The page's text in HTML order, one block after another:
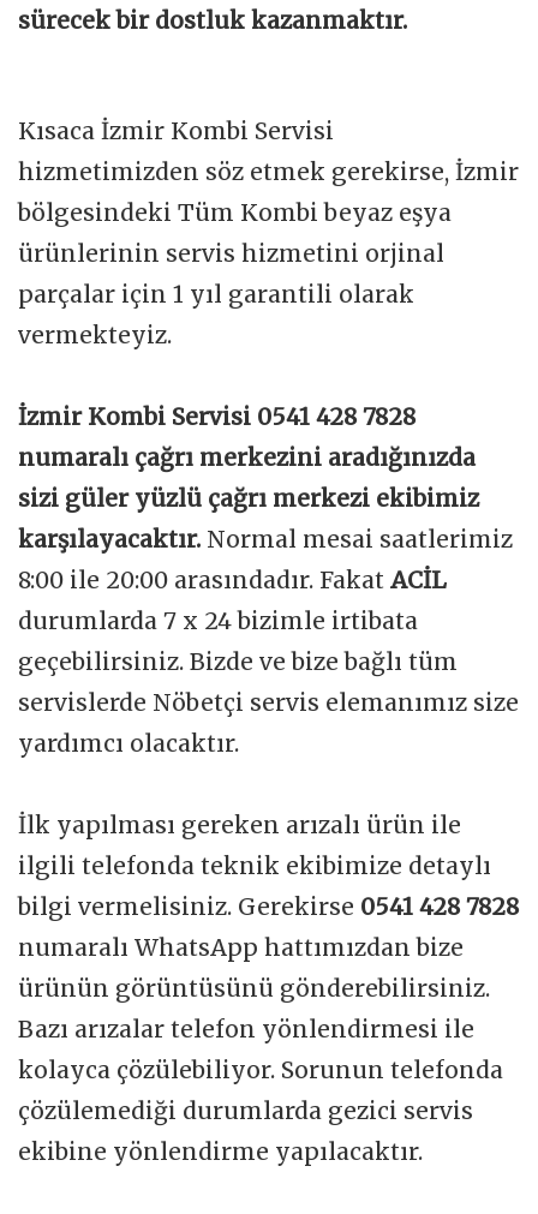
sürecek bir dostluk kazanmaktır.
Kısaca İzmir Kombi Servisi
hizmetimizden söz etmek gerekirse, İzmir
bölgesindeki Tüm Kombi beyaz eşya
ürünlerinin servis hizmetini orjinal
parçalar için 1 yıl garantili olarak
vermekteyiz.
İzmir Kombi Servisi 0541 428 7828
numaralı çağrı merkezini aradığınızda
sizi güler yüzlü çağrı merkezi ekibimiz
karşılayacaktır. Normal mesai saatlerimiz
8:00 ile 20:00 arasındadır. Fakat ACİL
durumlarda 7 x 24 bizimle irtibata
geçebilirsiniz. Bizde ve bize bağlı tüm
servislerde Nöbetçi servis elemanımız size
yardımcı olacaktır.
İlk yapılması gereken arızalı ürün ile
ilgili telefonda teknik ekibimize detaylı
bilgi vermelisiniz. Gerekirse 0541 428 7828
numaralı WhatsApp hattımızdan bize
ürünün görüntüsünü gönderebilirsiniz.
Bazı arızalar telefon yönlendirmesi ile
kolayca çözülebiliyor. Sorunun telefonda
çözülemediği durumlarda gezici servis
ekibine yönlendirme yapılacaktır.